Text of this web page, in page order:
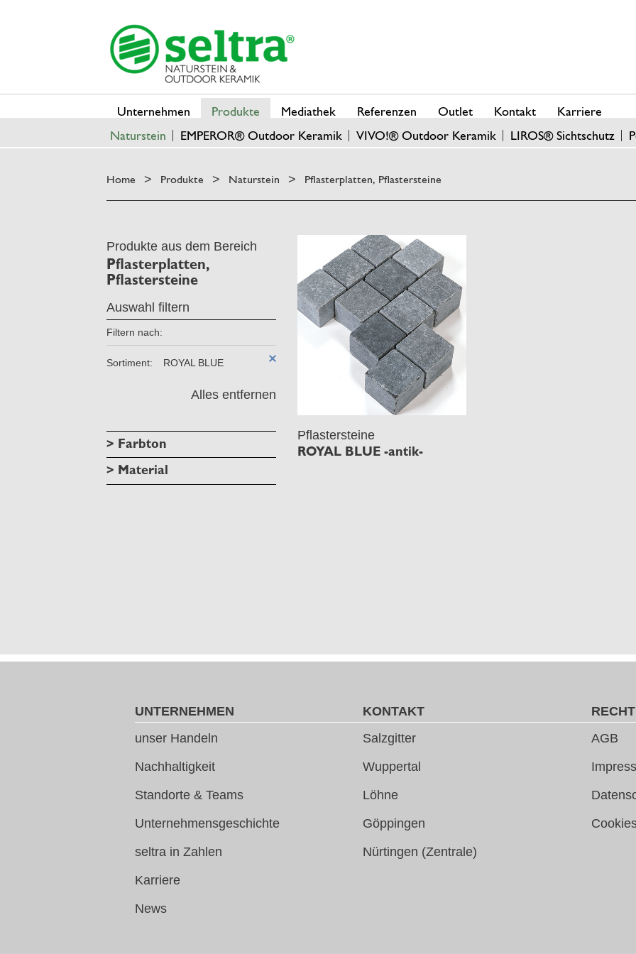
Unternehmen
Produkte
Naturstein
EMPEROR® Outdoor Keramik VIVO!® Outdoor Keramik LIROS® Sichtschutz
Mediathek Referenzen Outlet Kontakt Karriere
Home > Produkte > Naturstein > Pflasterplatten, Pflastersteine
Produkte aus dem Bereich
Pflasterplatten,
Pflastersteine
Auswahl filtern
Filtern nach:
Sortiment: ROYAL BLUE
Alles entfernen
> Farbton
> Material
Pflastersteine
ROYAL BLUE -antik-
UNTERNEHMEN
unser Handeln
Nachhaltigkeit
Standorte & Teams
Unternehmensgeschichte
seltra in Zahlen
Karriere
News
KONTAKT
Salzgitter
Wuppertal
Löhne
Göppingen
Nürtingen (Zentrale)
AGB